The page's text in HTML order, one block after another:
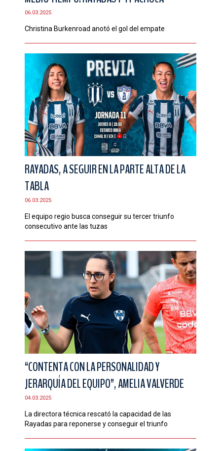
06.03.2025
Christina Burkenroad anotó el gol del empate
RAYADAS, A SEGUIR EN LA PARTE ALTA DE LA
TABLA
06.03.2025
El equipo regio busca conseguir su tercer triunfo
consecutivo ante las tuzas
“CONTENTA CON LA PERSONALIDAD Y
JERARQUÍA DEL EQUIPO”, AMELIA VALVERDE
04.03.2025
La directora técnica rescató la capacidad de las
Rayadas para reponerse y conseguir el triunfo